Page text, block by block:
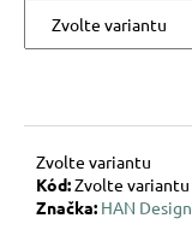
Zvolte variantu
Kód:Zvolte variantu
Značka: HAN Design
DÁREK
VÁNOČNÍ
SKLENĚNÁ
OZDOBA
SE
JMÉNEM